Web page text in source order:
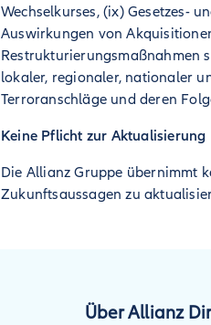
Wechselkurses, (ix) Gesetzes-
Auswirkungen von
Restrukturierungsmaßnahmen
lokaler, regionaler, nationaler
Terroranschläge und deren
Keine Pflicht zur
Die Allianz Gruppe übernimmt
Zukunftsaussagen zu
Über Allianz